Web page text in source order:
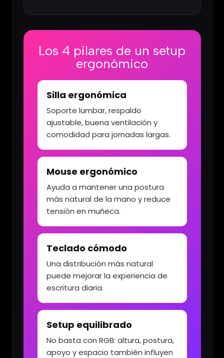
Los 4 pilares de un setup
ergonómico
Silla ergonómica
Soporte lumbar, respaldo
ajustable, buena ventilación y
comodidad para jornadas largas.
Mouse ergonómico
Ayuda a mantener una postura
más natural de la mano y reduce
tensión en muñeca.
Teclado cómodo
Una distribución más natural
puede mejorar la experiencia de
escritura diaria.
Setup equilibrado
No basta con RGB: altura, postura,
apoyo y espacio también influyen